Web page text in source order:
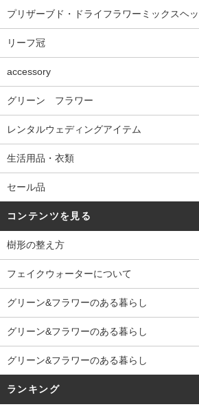
プリザーブド・ドライフラワーミックスヘ
リーフ冠
accessory
グリーン フラワー
レンタルウェディングアイテム
生活用品・衣類
セール品
コンテンツを見る
樹形の整え方
フェイクウォーターについて
グリーン&フラワーのある暮らし
グリーン&フラワーのある暮らし
グリーン&フラワーのある暮らし
ランキング